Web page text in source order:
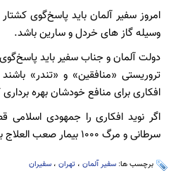
امروز سفیر آلمان باید پاسخ‌گوی
وسیله گاز های خردل و سارین باشد.
دولت آلمان و جناب سفیر باید
تروریستی «منافقین» و «تندر»
افکاری برای منافع خودشان بهره برداری
اگر نوید افکاری را جمهودی
سرطانی و مرگ ۱۰۰۰ بیمار صعب العلاج به دلیل تحریم دارویی مقصرید.
برچسب ها: سفیر آلمان ، تهران ، سفیران